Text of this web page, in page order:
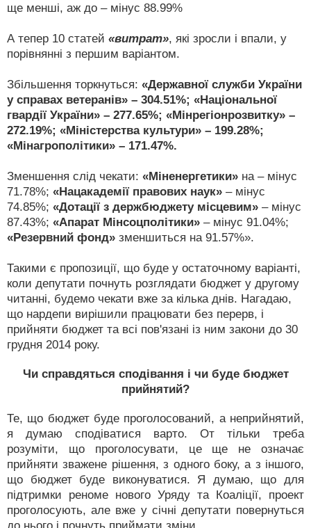
ще менші, аж до – мінус 88.99%
А тепер 10 статей «витрат», які зросли і впали, у
порівнянні з першим варіантом.
Збільшення торкнуться: «Державної служби України
у справах ветеранів» – 304.51%; «Національної
гвардії України» – 277.65%; «Мінрегіонрозвитку» –
272.19%; «Міністерства культури» – 199.28%;
«Мінагрополітики» – 171.47%.
Зменшення слід чекати: «Міненергетики» на – мінус
71.78%; «Нацакадемії правових наук» – мінус
74.85%; «Дотації з держбюджету місцевим» – мінус
87.43%; «Апарат Мінсоцполітики» – мінус 91.04%;
«Резервний фонд» зменшиться на 91.57%».
Такими є пропозиції, що буде у остаточному варіанті,
коли депутати почнуть розглядати бюджет у другому
читанні, будемо чекати вже за кілька днів. Нагадаю,
що нардепи вирішили працювати без перерв, і
прийняти бюджет та всі пов'язані із ним закони до 30
грудня 2014 року.
Чи справдяться сподівання і чи буде бюджет
прийнятий?
Те, що бюджет буде проголосований, а неприйнятий,
я думаю сподіватися варто. От тільки треба
розуміти, що проголосувати, це ще не означає
прийняти зважене рішення, з одного боку, а з іншого,
що бюджет буде виконуватися. Я думаю, що для
підтримки реноме нового Уряду та Коаліції, проект
проголосують, але вже у січні депутати повернуться